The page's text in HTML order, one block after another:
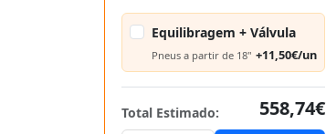
Equilibragem + Válvula
Pneus a partir de 18" +11,50€/un
Total Estimado:
558,74€